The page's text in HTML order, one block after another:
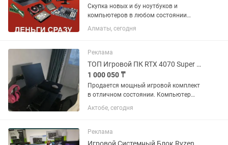
Скупка новых и бу ноутбуков и
компьютеров в любом состоянии
также выкуп игровых приставок PS4,
PS5, X-Box, Nintendo, телевизоров и
предводительно высылайте фото и...
Алматы, сегодня
Реклама
ТОП Игровой ПК RTX 4070 Super ASUS 380Hz Logitech Andaseat
1 000 050 ₸
Продается мощный игровой комплект
в отличном состоянии. Компьютер
использовался аккуратно, без
майнинга, без перегревов и каких-либо
для современных игр на...
Актобе, сегодня
Реклама